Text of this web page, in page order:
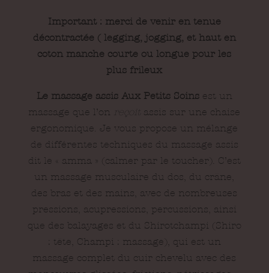
Important : merci de venir en tenue
décontractée ( legging, jogging, et haut en
coton manche courte ou longue pour les
plus frileux
Le massage assis Aux Petits Soinsest un
massage que l’on reçoit
assis sur une chaise
ergonomique. Je vous propose un mélange
de différentes techniques du massage assis
dit le « amma » (calmer par le toucher). C’est
un massage musculaire du dos, du crâne,
des bras et des mains, avec de nombreuses
pressions, acupressions, percussions, ainsi
que des balayages et du Shirotchampi (Shiro
: tête, Champi : massage), qui est un
massage complet du cuir chevelu avec des